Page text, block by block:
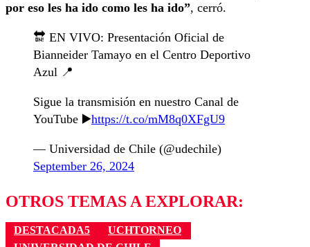
por eso les ha ido como les ha ido”, cerró.
🔛 EN VIVO: Presentación Oficial de
Bianneider Tamayo en el Centro Deportivo
Azul 📍
Sigue la transmisión en nuestro Canal de
YouTube ▶️https://t.co/mM8q0XFgU9
— Universidad de Chile (@udechile)
September 26, 2024
OTROS TEMAS A EXPLORAR:
DESTACADA5
UCHTORNEO